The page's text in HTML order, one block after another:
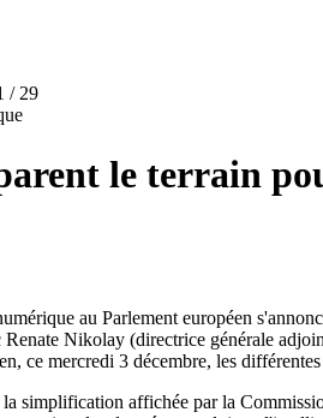
/ 29
le terrain
au Parlement européen
Nikolay (directrice générale
ce mercredi 3 décembre, les
simplification affichée par la